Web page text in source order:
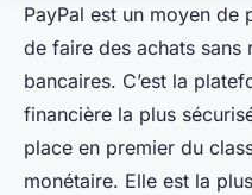
PayPal est un moyen de
de faire des achats
bancaires. C’est la
financière la plus
place en premier du
monétaire. Elle est la